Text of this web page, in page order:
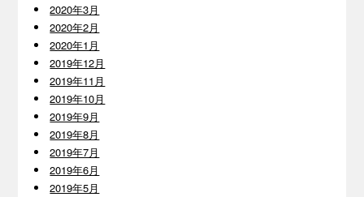
2020年3月
2020年2月
2020年1月
2019年12月
2019年11月
2019年10月
2019年9月
2019年8月
2019年7月
2019年6月
2019年5月